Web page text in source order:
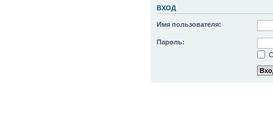
ВХОД
Имя пользователя:
Пароль: